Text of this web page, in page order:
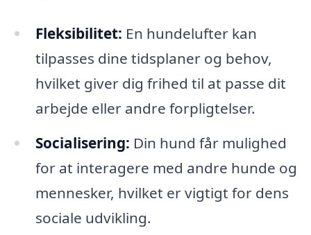
Fleksibilitet: En hundelufter kan
tilpasses dine tidsplaner og behov,
hvilket giver dig frihed til at passe dit
arbejde eller andre forpligtelser.
Socialisering: Din hund får mulighed
for at interagere med andre hunde og
mennesker, hvilket er vigtigt for dens
sociale udvikling.